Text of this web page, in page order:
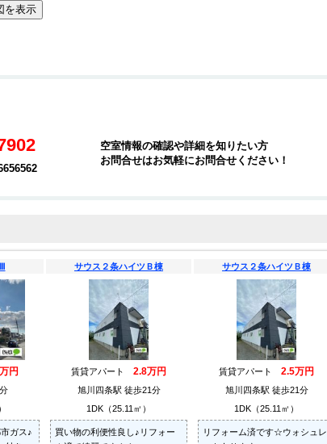
空室情報の確認や詳細を知りたい方
お問合せはお気軽にお問合せください！
円
ガス♪
サウス２条ハイツＢ棟
賃貸アパート 2.8万円
旭川四条駅 徒歩21分
1DK（25.11㎡）
買い物の利便性良し♪リフォー
サウス２条ハイツＢ棟
賃貸アパート 2.5万円
旭川四条駅 徒歩21分
1DK（25.11㎡）
リフォーム済です☆ウォシュレ